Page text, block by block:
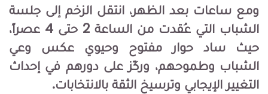
ومع ساعات بعد الظهر، انتقل الزخم إلى جلسة
الشباب التي عُقدت من الساعة 2 حتى 4 عصراً،
حيث ساد حوار مفتوح وحيوي عكس وعي
الشباب وطموحهم، وركّز على دورهم في إحداث
التغيير الإيجابي وترسيخ الثقة بالانتخابات.